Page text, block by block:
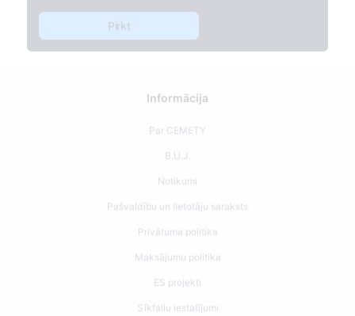
Pirkt
Informācija
Par CEMETY
B.U.J.
Notikumi
Pašvaldību un lietotāju saraksts
Privātuma politika
Maksājumu politika
ES projekti
Sīkfailu iestatījumi